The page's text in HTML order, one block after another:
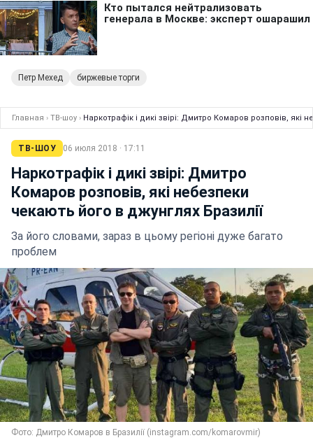
Петр Мехед биржевые торги
Главная › ТВ-шоу › Наркотрафік і дикі звірі: Дмитро Комаров розповів, які
ТВ-ШОУ 06 июля 2018 · 17:11
Наркотрафік і дикі звірі: Дмитро
Комаров розповів, які небезпеки
чекають його в джунглях Бразилії
За його словами, зараз в цьому регіоні дуже багато
проблем
Фото: Дмитро Комаров в Бразилії (instagram.com/komarovmir)